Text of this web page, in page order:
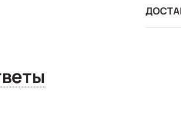
и ответы